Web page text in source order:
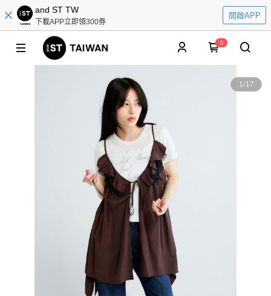
and ST TW
下載APP立即領300券
開啟APP
0
1/17